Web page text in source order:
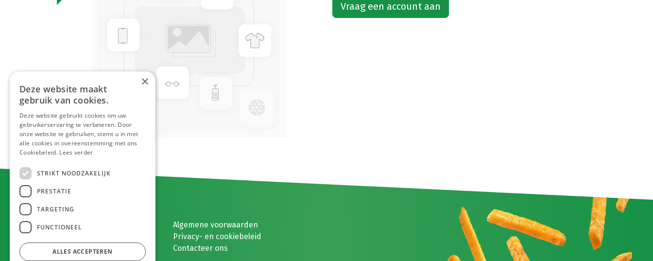
Vraag een account aan
E. MEEUWISSEN BV
Gaston Eyskenslaan 2
3900 Pelt, België
Algemene voorwaarden
Privacy- en cookiebeleid
Contacteer ons
×
Deze website maakt
gebruik van cookies.
Deze website gebruikt cookies om uw
gebruikerservaring te verbeteren. Door
onze website te gebruiken, stemt u in met
alle cookies in overeenstemming met ons
Cookiebeleid. Lees verder
STRIKT NOODZAKELIJK
PRESTATIE
TARGETING
FUNCTIONEEL
ALLES ACCEPTEREN